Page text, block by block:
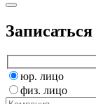
юр. лицо
физ. лицо